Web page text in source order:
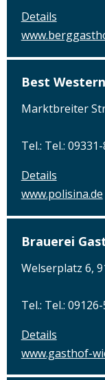
Details
Best
Marktbreiter
Tel.: Tel.: 09331-
Details
www.polisina.de
Brauerei
Welserplatz 6,
Tel.: Tel.:
Details
www.gasthof-